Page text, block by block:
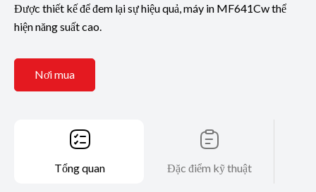
Được thiết kế để đem lại sự hiệu quả, máy in MF641Cw thể
hiện năng suất cao.
Nơi mua
Tổng quan Đặc điểm kỹ thuật